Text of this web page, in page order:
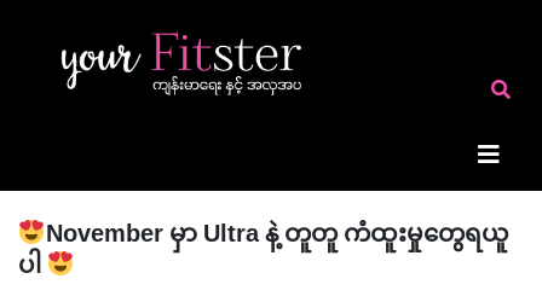
November မှာ Ultra နဲ့ တူတူ ကံထူးမှုတွေရယူ
ပါ